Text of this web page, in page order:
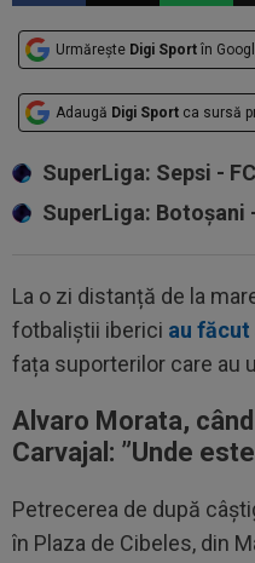
Urmărește Digi Sport în
Adaugă Digi Sport ca sursă
SuperLiga: Sepsi -
SuperLiga: Botoșani
La o zi distanță de la
fotbaliștii iberici au făcut
fața suporterilor care au
Alvaro Morata,
Carvajal: ”Unde
Petrecerea de după
în Plaza de Cibeles, din